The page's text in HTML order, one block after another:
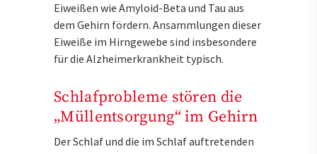
Eiweißen wie Amyloid-Beta und Tau aus
dem Gehirn fördern. Ansammlungen dieser
Eiweiße im Hirngewebe sind insbesondere
für die Alzheimerkrankheit typisch.
Schlafprobleme stören die
„Müllentsorgung“ im Gehirn
Der Schlaf und die im Schlaf auftretenden